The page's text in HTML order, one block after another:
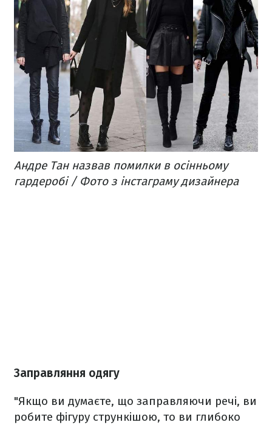
Андре Тан назвав помилки в осінньому
гардеробі / Фото з інстаграму дизайнера
Заправляння одягу
"Якщо ви думаєте, що заправляючи речі, ви
робите фігуру стрункішою, то ви глибоко